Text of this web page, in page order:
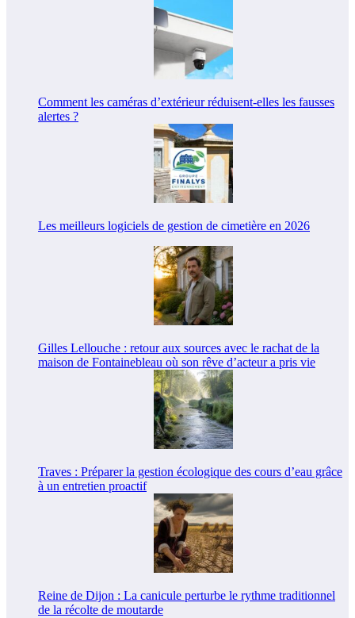
Comment les caméras d’extérieur réduisent-elles les fausses
alertes ?
Les meilleurs logiciels de gestion de cimetière en 2026
Gilles Lellouche : retour aux sources avec le rachat de la
maison de Fontainebleau où son rêve d’acteur a pris vie
Traves : Préparer la gestion écologique des cours d’eau grâce
à un entretien proactif
Reine de Dijon : La canicule perturbe le rythme traditionnel
de la récolte de moutarde